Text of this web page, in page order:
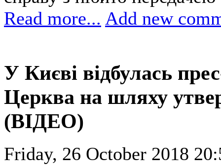
Read more... Add new
У Києві відбулась
Церква на шляху
(ВІДЕО)
Friday, 26 October 2018